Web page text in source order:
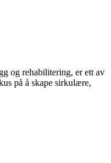
og rehabilitering, er ett av
på å skape sirkulære,